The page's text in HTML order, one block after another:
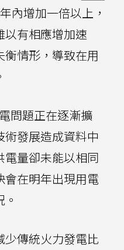
內增加一倍以上，
以有相應增加速
情形，導致在用
問題正在逐漸擴
術發展造成資料中
電量卻未能以相同
會在明年出現用電
少傳統火力發電比